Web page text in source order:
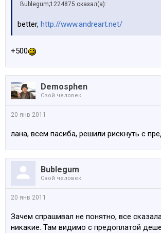
Bublegum;1224875 сказал(а):
better, http://www.andreart.net/
+500
Demosphen
Свой человек
20 янв 2011
лана, всем пасиба, решили рискнуть с
Bublegum
Свой человек
20 янв 2011
Зачем спрашивал не понятно, все
никакие. Там видимо с предоплатой